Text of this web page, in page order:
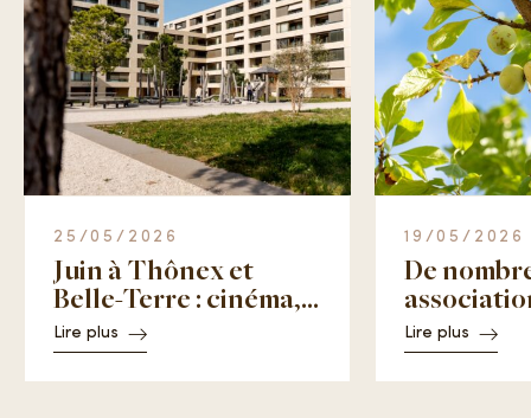
25/05/2026
Juin à Thônex et
Belle-Terre : cinéma,
Coupe du monde et
fêtes de quartier
Lire plus
19/05/2026
De
engagent
Lire plus